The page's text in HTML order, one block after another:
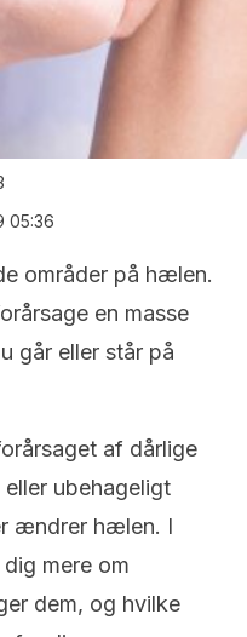
05:36
områder på hælen.
en masse
går eller står på
af dårlige
ubehageligt
ændrer hælen. I
mere om
dem, og hvilke